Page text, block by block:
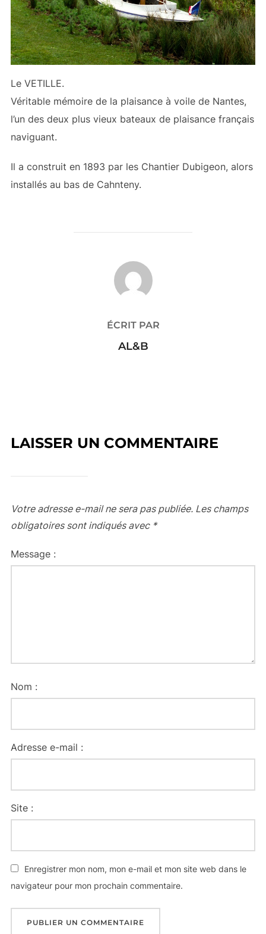
Le VETILLE.
Véritable mémoire de la plaisance à voile de Nantes,
l’un des deux plus vieux bateaux de plaisance français
naviguant.
Il a construit en 1893 par les Chantier Dubigeon, alors
installés au bas de Cahnteny.
AUTEUR DE LA PUBLICATION
ÉCRIT PAR
AL&B
LAISSER UN COMMENTAIRE
Votre adresse e-mail ne sera pas publiée. Les champs
obligatoires sont indiqués avec *
Message :
Nom :
Adresse e-mail :
Site :
Enregistrer mon nom, mon e-mail et mon site web dans le
navigateur pour mon prochain commentaire.